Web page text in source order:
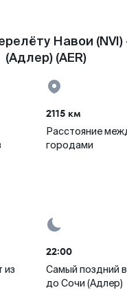
Навои (NVI)
(Адлер) (AER)
2115 км
Расстояние
городами
из
22:00
Самый поздний
до Сочи (Адлер)